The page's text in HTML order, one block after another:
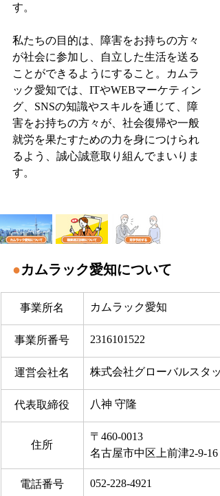
す。
私たちの目的は、障害をお持ちの方々
が社会に参加し、自立した生活を送る
ことができるようにすること。カムラ
ック愛知では、ITやWEBマーケティン
グ、SNSの知識やスキルを通じて、障
害をお持ちの方々が、社会復帰や一般
就労を果たすための力を身につけられ
るよう、誠心誠意取り組んでまいりま
す。
●カムラック愛知について
事業所名 カムラック愛知
事業所番号 2316101522
運営会社名 株式会社グローバルスタ
代表取締役 八神 守隆
住所
〒460-0013
名古屋市中区上前津2-9-16
電話番号 052-228-4921